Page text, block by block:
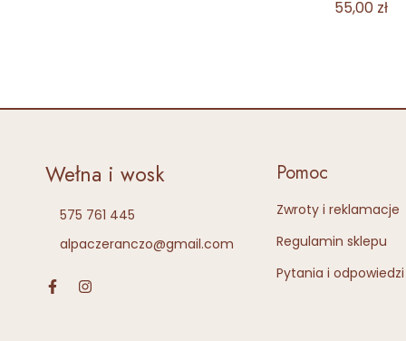
55,00 zł
Wełna i wosk
575 761 445
alpaczeranczo@gmail.com
Pomoc
Zwroty i reklamacje
Regulamin sklepu
Pytania i odpowiedzi